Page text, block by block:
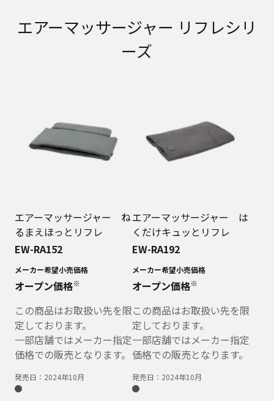
エアーマッサージャー リフレシリ
ーズ
エアーマッサージャー ね
るまえほっとリフレ
EW-RA152
メーカー希望小売価格
オープン価格※
この商品はお取扱い先を限
定しております。
一部店舗ではメーカー指定
価格での販売となります。
発売日： 2024年10月
エアーマッサージャー は
くだけキュッとリフレ
EW-RA192
メーカー希望小売価格
オープン価格※
この商品はお取扱い先を限
定しております。
一部店舗ではメーカー指定
価格での販売となります。
発売日： 2024年10月